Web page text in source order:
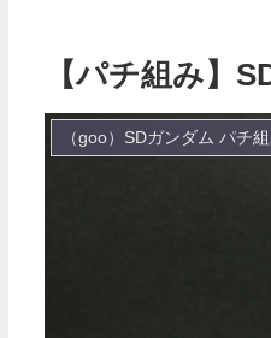
【パチ組み】
（goo）SDガンダム パチ